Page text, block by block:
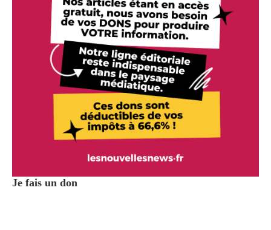
Je fais un don